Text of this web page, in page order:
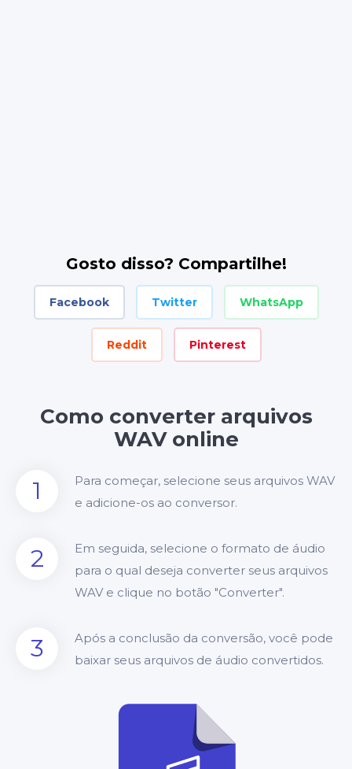
Gosto disso? Compartilhe!
Facebook Twitter WhatsApp
Reddit Pinterest
Como converter arquivos
WAV online
1
Para começar, selecione seus arquivos WAV
e adicione-os ao conversor.
2
Em seguida, selecione o formato de áudio
para o qual deseja converter seus arquivos
WAV e clique no botão "Converter".
3
Após a conclusão da conversão, você pode
baixar seus arquivos de áudio convertidos.